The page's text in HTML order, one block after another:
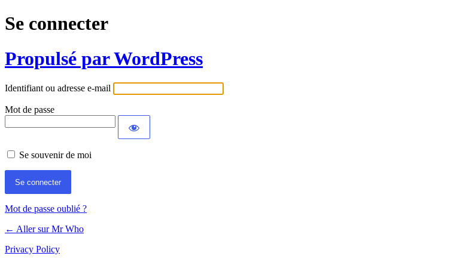
Se connecter
Propulsé par WordPress
Identifiant ou adresse e-mail
Mot de passe
Se souvenir de moi
Mot de passe oublié ?
← Aller sur Mr Who
Privacy Policy